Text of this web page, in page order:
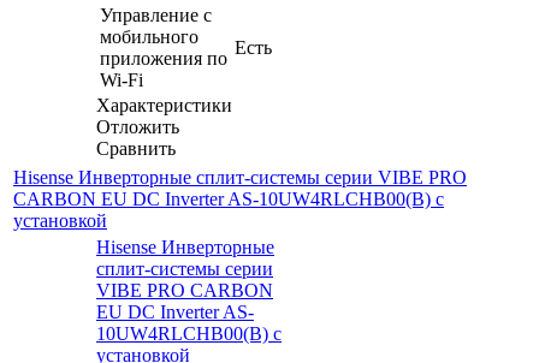
Управление c
мобильного
приложения по
Wi-Fi
Есть
Характеристики
Отложить
Сравнить
Hisense Инверторные сплит-системы серии VIBE PRO
CARBON EU DC Inverter AS-10UW4RLCHB00(B) с
установкой
Hisense Инверторные
сплит-системы серии
VIBE PRO CARBON
EU DC Inverter AS-
10UW4RLCHB00(B) с
установкой